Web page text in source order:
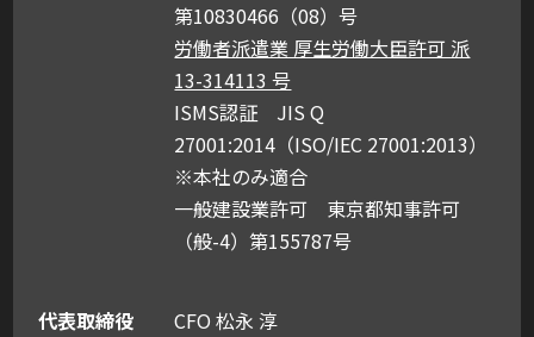
第10830466（08）号
労働者派遣業 厚生労働大臣許可 派
13-314113 号
ISMS認証 JIS Q
27001:2014（ISO/IEC 27001:2013）
※本社のみ適合
一般建設業許可 東京都知事許可
（般-4）第155787号
代表取締役 CFO 松永 淳